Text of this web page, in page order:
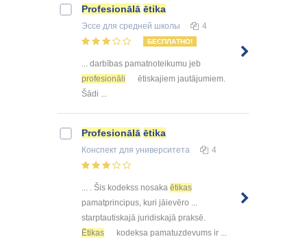
Profesionālā ētika
Эссе для средней школы 4
БЕСПЛАТНО!
... darbības pamatnoteikumu jeb
profesionāli
ētiskajiem jautājumiem.
Šādi ...
Profesionālā ētika
Конспект для университета 4
... . Šis kodekss nosaka ētikas
pamatprincipus, kuri jāievēro ...
starptautiskajā juridiskajā praksē.
Ētikas
kodeksa pamatuzdevums ir ...